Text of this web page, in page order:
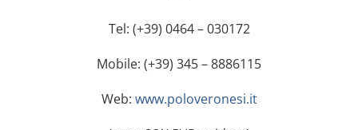
Tel: (+39) 0464 – 030172
Mobile: (+39) 345 – 8886115
Web: www.poloveronesi.it